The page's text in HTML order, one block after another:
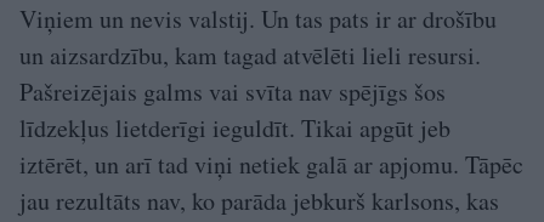
Viņiem un nevis valstij. Un tas pats ir ar drošību
un aizsardzību, kam tagad atvēlēti lieli resursi.
Pašreizējais galms vai svīta nav spējīgs šos
līdzekļus lietderīgi ieguldīt. Tikai apgūt jeb
iztērēt, un arī tad viņi netiek galā ar apjomu. Tāpēc
jau rezultāts nav, ko parāda jebkurš karlsons, kas